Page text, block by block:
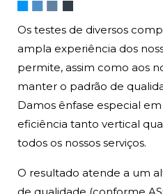
Os testes de diversos
ampla experiência dos
permite, assim como aos
manter o padrão de
Damos ênfase especial
eficiência tanto vertical
todos os nossos serviços.
O resultado atende a um